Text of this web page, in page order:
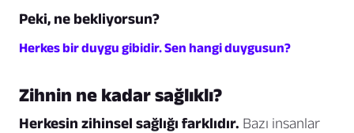
Peki, ne bekliyorsun?
Herkes bir duygu gibidir. Sen hangi duygusun?
Zihnin ne kadar sağlıklı?
Herkesin zihinsel sağlığı farklıdır. Bazı insanlar